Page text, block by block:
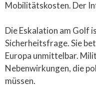
Mobilitätskosten. Der
Die Eskalation am Golf
Sicherheitsfrage. Sie
Europa unmittelbar.
Nebenwirkungen, die
müssen.